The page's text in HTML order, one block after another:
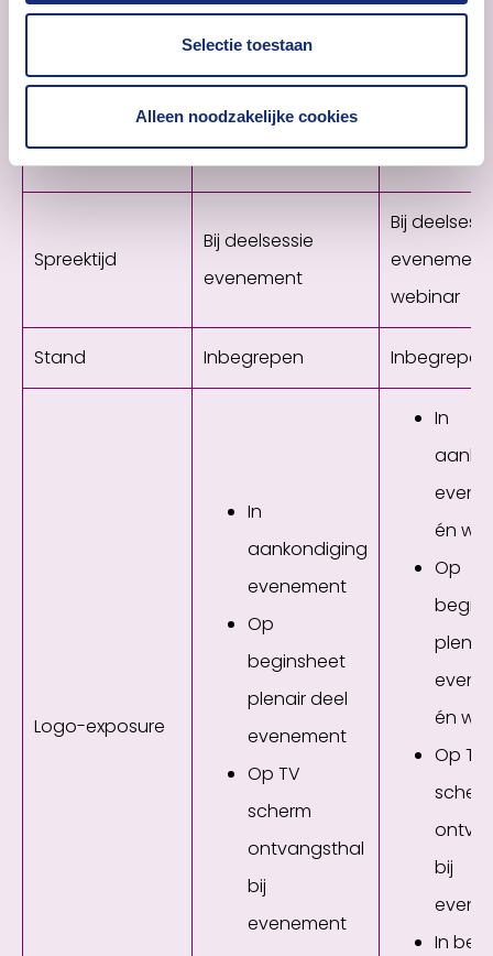
Selectie toestaan
Alleen noodzakelijke cookies
Sponsorpakketten
Pakket zilver Pakket
Spreektijd
Bij deelsessie
evenement
Bij
webinar
Stand Inbegrepen Inbegrepen
Logo-exposure
In
aankondiging
evenement
Op
beginsheet
plenair deel
evenement
Op TV
scherm
ontvangsthal
bij
evenement
In
én
Op
én
Op TV
bij
In